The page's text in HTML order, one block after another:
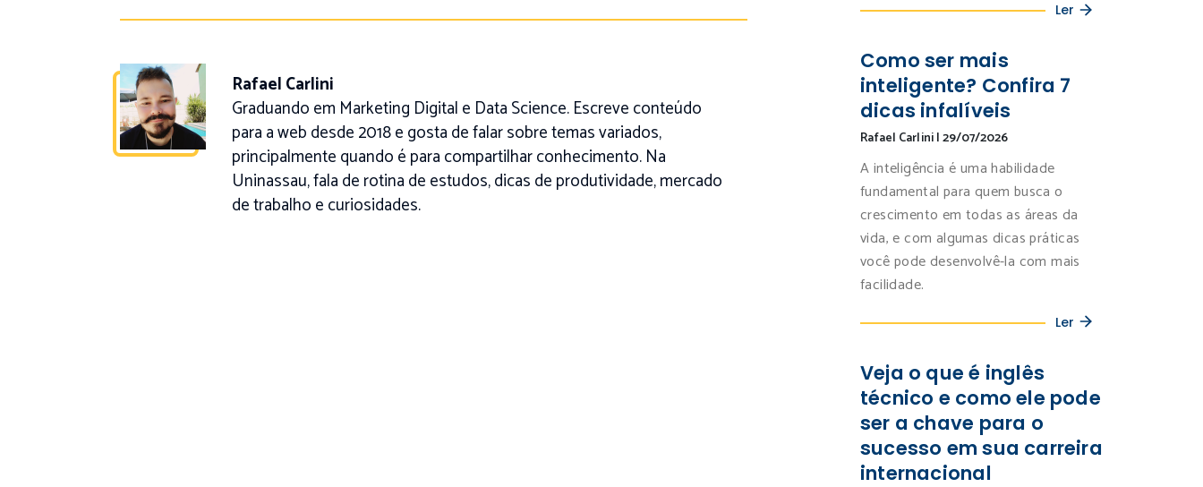
Rafael Carlini
Graduando em Marketing Digital e Data Science. Escreve conteúdo
para a web desde 2018 e gosta de falar sobre temas variados,
principalmente quando é para compartilhar conhecimento. Na
Uninassau, fala de rotina de estudos, dicas de produtividade, mercado
de trabalho e curiosidades.
Ler
Como ser mais
inteligente? Confira 7
dicas infalíveis
Rafael Carlini|29/07/2026
A inteligência é uma habilidade
fundamental para quem busca o
crescimento em todas as áreas da
vida, e com algumas dicas práticas
você pode desenvolvê-la com mais
facilidade.
Ler
Veja o que é inglês
técnico e como ele pode
ser a chave para o
sucesso em sua carreira
internacional